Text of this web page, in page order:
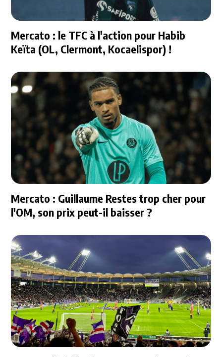
Mercato : le TFC à l'action pour Habib
Keïta (OL, Clermont, Kocaelispor) !
Mercato : Guillaume Restes trop cher pour
l'OM, son prix peut-il baisser ?